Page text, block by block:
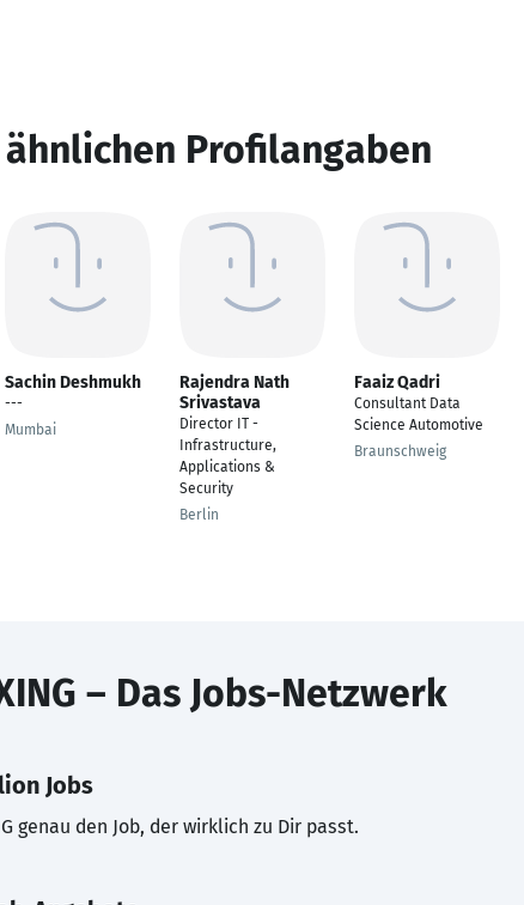
Profilangaben
Sachin Deshmukh
---
Mumbai
Rajendra Nath
Srivastava
Director IT -
Infrastructure,
Applications &
Security
Berlin
Faaiz Qadri
Consultant Data
Science Automotive
Braunschweig
– Das Jobs-Netzwerk
Jobs
genau den Job, der wirklich zu Dir passt.